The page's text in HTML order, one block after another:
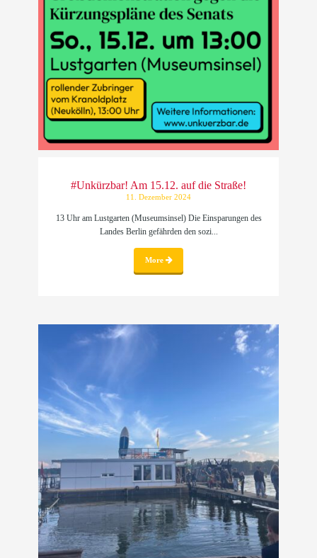
#Unkürzbar! Am 15.12. auf die Straße!
11. Dezember 2024
13 Uhr am Lustgarten (Museumsinsel) Die Einsparungen des
Landes Berlin gefährden den sozi...
More